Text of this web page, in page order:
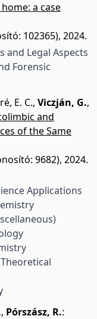
a case
102365), 2024.
and Legal Aspects
Forensic
E. C., Viczján, G.,
and
of the Same
9682), 2024.
Applications
, Pórszász, R.: